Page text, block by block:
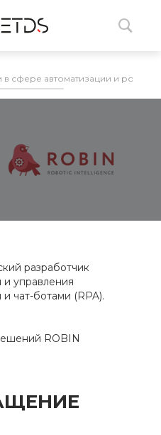
в сфере автоматизации и
разработчик
управления
чат-ботами (RPA).
ROBIN